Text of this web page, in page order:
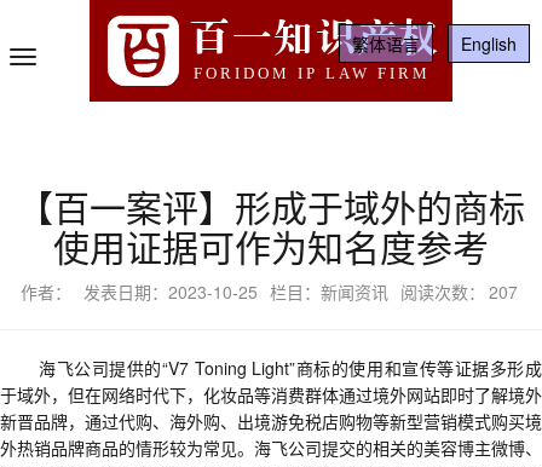
百一知识产权
FORIDOM IP LAW FIRM
English
繁体语言
Toggle
Navigation
【百一案评】形成于域外的商标
使用证据可作为知名度参考
作者： 发表日期：2023-10-25 栏目：新闻资讯 阅读次数： 207
海飞公司提供的“V7 Toning Light”商标的使用和宣传等证据多形成
于域外，但在网络时代下，化妆品等消费群体通过境外网站即时了解境外
新晋品牌，通过代购、海外购、出境游免税店购物等新型营销模式购买境
外热销品牌商品的情形较为常见。海飞公司提交的相关的美容博主微博、